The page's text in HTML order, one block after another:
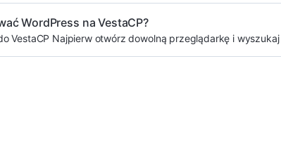
WordPress na VestaCP?
VestaCP Najpierw otwórz dowolną przeglądarkę i